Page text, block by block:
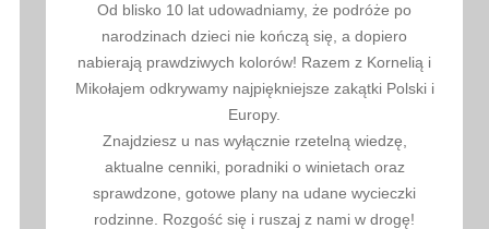
Od blisko 10 lat udowadniamy, że podróże po
narodzinach dzieci nie kończą się, a dopiero
nabierają prawdziwych kolorów! Razem z Kornelią i
Mikołajem odkrywamy najpiękniejsze zakątki Polski i
Europy.
Znajdziesz u nas wyłącznie rzetelną wiedzę,
aktualne cenniki, poradniki o winietach oraz
sprawdzone, gotowe plany na udane wycieczki
rodzinne. Rozgość się i ruszaj z nami w drogę!